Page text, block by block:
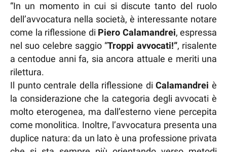
“In un momento in cui si discute tanto del ruolo
dell’avvocatura nella società, è interessante notare
come la riflessione di Piero Calamandrei, espressa
nel suo celebre saggio “Troppi avvocati!”, risalente
a centodue anni fa, sia ancora attuale e meriti una
rilettura.
Il punto centrale della riflessione diCalamandrei è
la considerazione che la categoria degli avvocati è
molto eterogenea, ma dall’esterno viene percepita
come monolitica. Inoltre, l’avvocatura presenta una
duplice natura: da un lato è una professione privata